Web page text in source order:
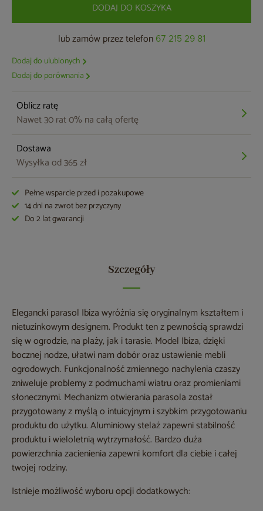
DODAJ DO KOSZYKA
lub zamów przez telefon 67 215 29 81
Dodaj do ulubionych
Dodaj do porównania
Oblicz ratę
Nawet 30 rat 0% na całą ofertę
Dostawa
Wysyłka od 365 zł
Pełne wsparcie przed i pozakupowe
14 dni na zwrot bez przyczyny
Do 2 lat gwarancji
Szczegóły
Elegancki parasol Ibiza wyróżnia się oryginalnym kształtem i
nietuzinkowym designem. Produkt ten z pewnością sprawdzi
się w ogrodzie, na plaży, jak i tarasie. Model Ibiza, dzięki
bocznej nodze, ułatwi nam dobór oraz ustawienie mebli
ogrodowych. Funkcjonalność zmiennego nachylenia czaszy
zniweluje problemy z podmuchami wiatru oraz promieniami
słonecznymi. Mechanizm otwierania parasola został
przygotowany z myślą o intuicyjnym i szybkim przygotowaniu
produktu do użytku. Aluminiowy stelaż zapewni stabilność
produktu i wieloletnią wytrzymałość. Bardzo duża
powierzchnia zacienienia zapewni komfort dla ciebie i całej
twojej rodziny.
Istnieje możliwość wyboru opcji dodatkowych: